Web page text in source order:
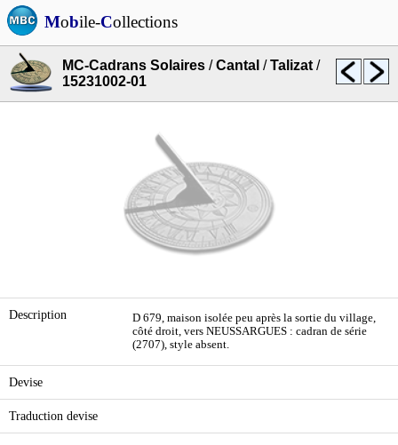
Mobile-Collections
MC-Cadrans Solaires /Cantal /Talizat /
15231002-01
Description
D 679, maison isolée peu après la sortie du village,
côté droit, vers NEUSSARGUES : cadran de série
(2707), style absent.
Devise
Traduction devise